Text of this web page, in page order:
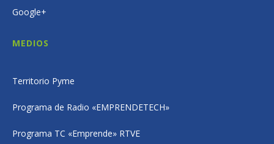
Google+
MEDIOS
Territorio Pyme
Programa de Radio «EMPRENDETECH»
Programa TC «Emprende» RTVE